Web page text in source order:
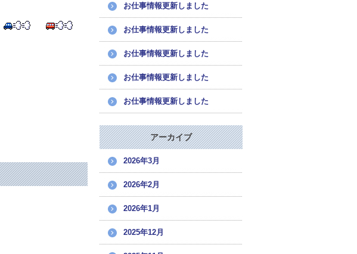
お仕事情報更新しました
お仕事情報更新しました
お仕事情報更新しました
お仕事情報更新しました
お仕事情報更新しました
アーカイブ
2026年3月
2026年2月
2026年1月
2025年12月